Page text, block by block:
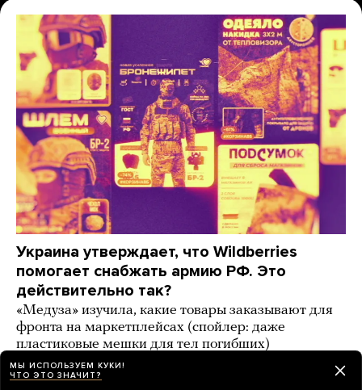
Украина утверждает, что Wildberries
помогает снабжать армию РФ. Это
действительно так?
«Медуза» изучила, какие товары заказывают для
фронта на маркетплейсах (спойлер: даже
пластиковые мешки для тел погибших)
ИСТОРИИ 6 дней назад
МЫ ИСПОЛЬЗУЕМ КУКИ!
ЧТО ЭТО ЗНАЧИТ?